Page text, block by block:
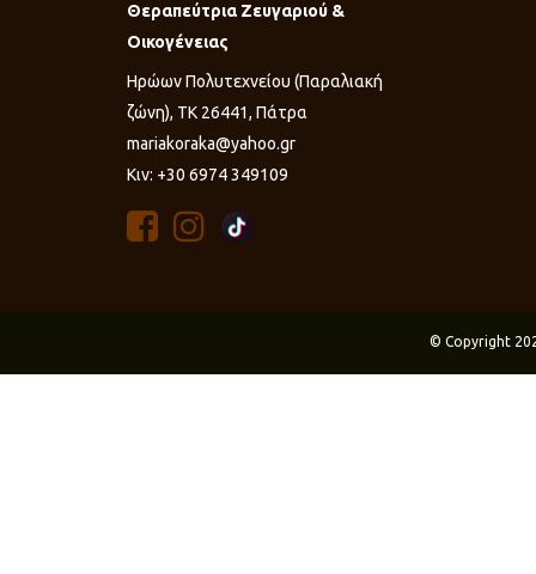
Θεραπεύτρια Ζευγαριού &
Οικογένειας
Ηρώων Πολυτεχνείου (Παραλιακή
ζώνη), ΤΚ 26441, Πάτρα
mariakoraka@yahoo.gr
Κιν: +30 6974 349109
© Copyright